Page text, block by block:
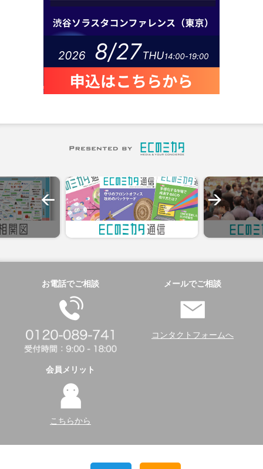
お電話でご相談 メールでご相談
コンタクトフォームへ
会員メリット
こちらから